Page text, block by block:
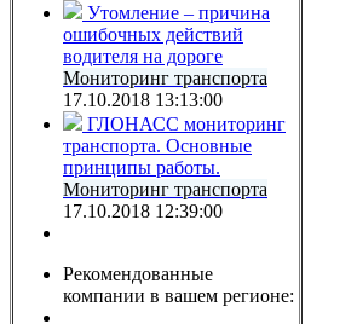
Утомление – причина
ошибочных действий
водителя на дороге
Мониторинг транспорта
17.10.2018 13:13:00
ГЛОНАСС мониторинг
транспорта. Основные
принципы работы.
Мониторинг транспорта
17.10.2018 12:39:00
Рекомендованные
компании в вашем регионе: